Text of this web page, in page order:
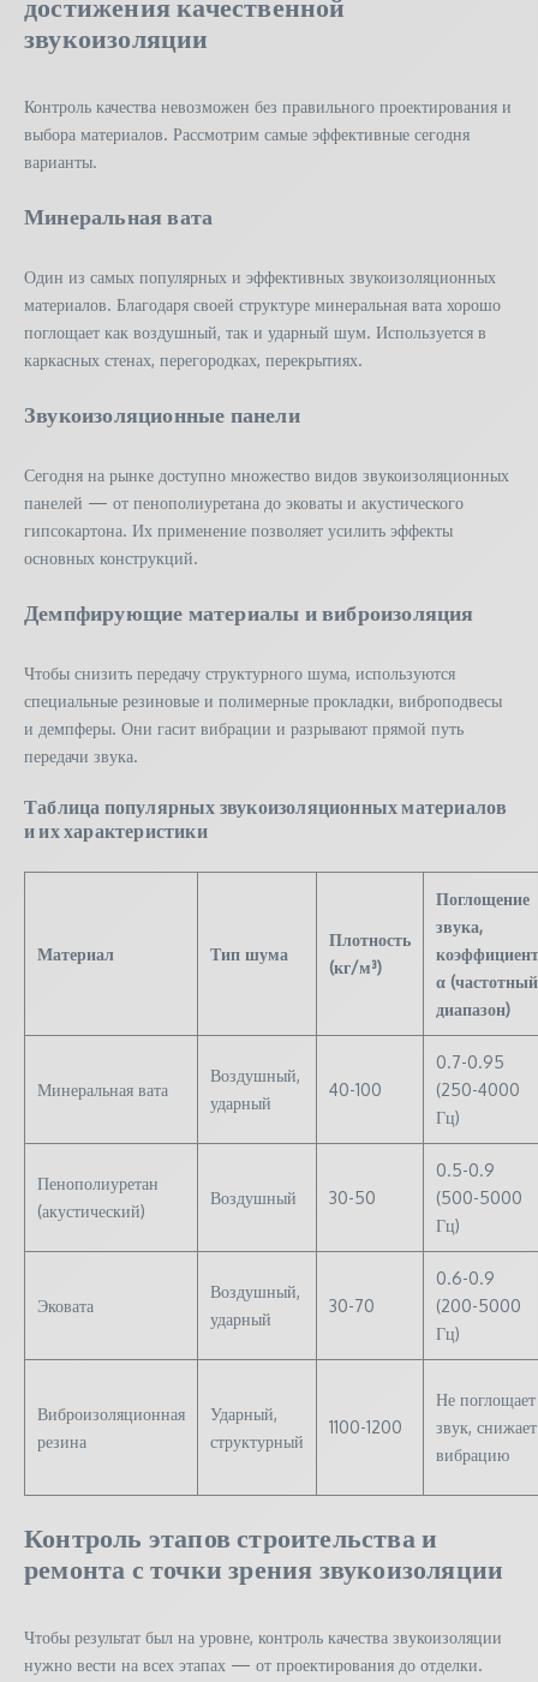
звукоизоляции
Контроль качества невозможен без правильного проектирования и
выбора материалов. Рассмотрим самые эффективные сегодня
варианты.
Минеральная вата
Один из самых популярных и эффективных звукоизоляционных
материалов. Благодаря своей структуре минеральная вата хорошо
поглощает как воздушный, так и ударный шум. Используется в
каркасных стенах, перегородках, перекрытиях.
Звукоизоляционные панели
Сегодня на рынке доступно множество видов звукоизоляционных
панелей — от пенополиуретана до эковаты и акустического
гипсокартона. Их применение позволяет усилить эффекты
основных конструкций.
Демпфирующие материалы и виброизоляция
Чтобы снизить передачу структурного шума, используются
специальные резиновые и полимерные прокладки, виброподвесы
и демпферы. Они гасит вибрации и разрывают прямой путь
передачи звука.
Таблица популярных звукоизоляционных материалов
и их характеристики
Материал Тип шума
Плотность
(кг/м³)
Поглощение
звука,
коэффициент
α (частотный
диапазон)
Минеральная вата
Воздушный,
ударный
40-100
0.7-0.95
(250-4000
Гц)
Пенополиуретан
(акустический)
Воздушный 30-50
0.5-0.9
(500-5000
Гц)
Эковата
Воздушный,
ударный
30-70
0.6-0.9
(200-5000
Гц)
Виброизоляционная
резина
Ударный,
структурный
1100-1200
Не поглощает
звук, снижает
вибрацию
Контроль этапов строительства и
ремонта с точки зрения звукоизоляции
Чтобы результат был на уровне, контроль качества звукоизоляции
нужно вести на всех этапах — от проектирования до отделки.